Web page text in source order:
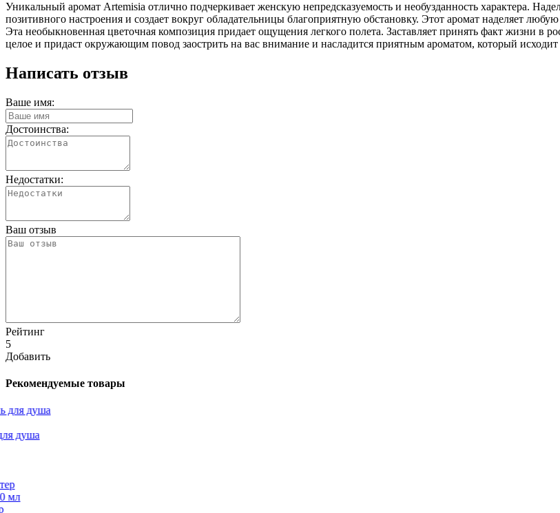
Уникальный аромат Artemisia отлично подчеркивает женскую непредсказуемость и необузданность характера.
позитивного настроения и создает вокруг обладательницы благоприятную обстановку. Этот аромат наделяет
Эта необыкновенная цветочная композиция придает ощущения легкого полета. Заставляет принять факт жизни
целое и придаст окружающим повод заострить на вас внимание и насладится приятным ароматом, который исходит
Написать отзыв
Ваше имя:
Достоинства:
Недостатки:
Ваш отзыв
Рейтинг
5
Добавить
Рекомендуемые товары